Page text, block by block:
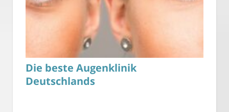
Die beste Augenklinik
Deutschlands